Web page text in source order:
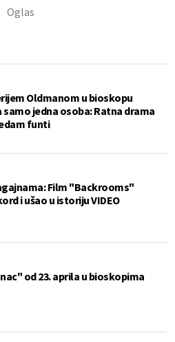
Oldmanom u bioskopu
jedna osoba: Ratna drama
funti
Film "Backrooms"
i ušao u istoriju VIDEO
od 23. aprila u bioskopima